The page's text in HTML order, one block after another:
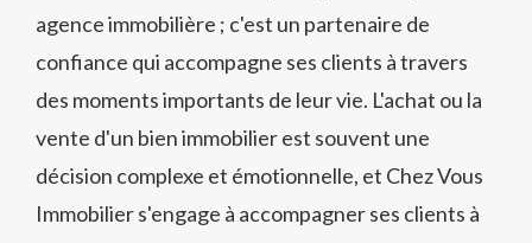
agence immobilière ; c'est un partenaire de
confiance qui accompagne ses clients à travers
des moments importants de leur vie. L'achat ou la
vente d'un bien immobilier est souvent une
décision complexe et émotionnelle, et Chez Vous
Immobilier s'engage à accompagner ses clients à